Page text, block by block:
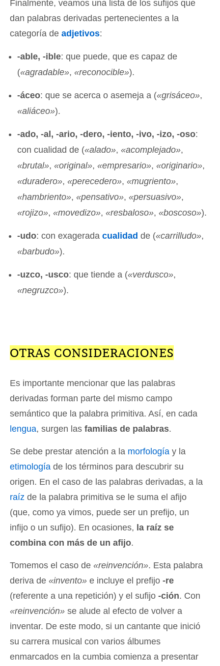
Finalmente, veamos una lista de los sufijos que
dan palabras derivadas pertenecientes a la
categoría de adjetivos:
-able, -ible: que puede, que es capaz de
(«agradable»,«reconocible»).
-áceo: que se acerca o asemeja a («grisáceo»,
«aliáceo»).
-ado, -al, -ario, -dero, -iento, -ivo, -izo, -oso:
con cualidad de («alado»,«acomplejado»,
«brutal»,«original»,«empresario»,«originario»,
«duradero»,«perecedero»,«mugriento»,
«hambriento»,«pensativo»,«persuasivo»,
«rojizo»,«movedizo»,«resbaloso»,«boscoso»).
-udo: con exageradacualidad de («carrilludo»,
«barbudo»).
-uzco, -usco: que tiende a («verdusco»,
«negruzco»).
OTRAS CONSIDERACIONES
Es importante mencionar que las palabras
derivadas forman parte del mismo campo
semántico que la palabra primitiva. Así, en cada
lengua, surgen las familias de palabras.
Se debe prestar atención a la morfología y la
etimología de los términos para descubrir su
origen. En el caso de las palabras derivadas, a la
raíz de la palabra primitiva se le suma el afijo
(que, como ya vimos, puede ser un prefijo, un
infijo o un sufijo). En ocasiones, la raíz se
combina con más de un afijo.
Tomemos el caso de «reinvención». Esta palabra
deriva de «invento» e incluye el prefijo -re
(referente a una repetición) y el sufijo -ción. Con
«reinvención» se alude al efecto de volver a
inventar. De este modo, si un cantante que inició
su carrera musical con varios álbumes
enmarcados en la cumbia comienza a presentar